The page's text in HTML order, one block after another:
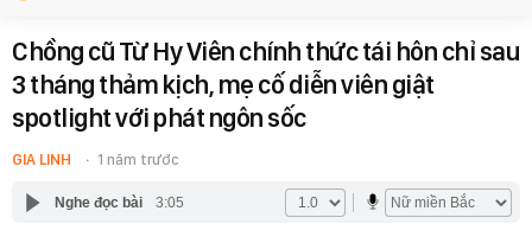
Chồng cũ Từ Hy Viên chính thức tái hôn chỉ sau
3 tháng thảm kịch, mẹ cố diễn viên giật
spotlight với phát ngôn sốc
GIA LINH 1 năm trước
Nghe đọc bài 3:05